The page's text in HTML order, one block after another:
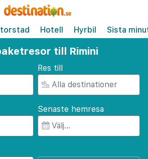
Hotell Hyrbil Sista
till Rimini
Res till
Senaste hemresa